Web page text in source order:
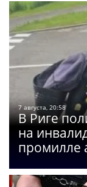
7 августа, 20:58
В Риге
на
промилле